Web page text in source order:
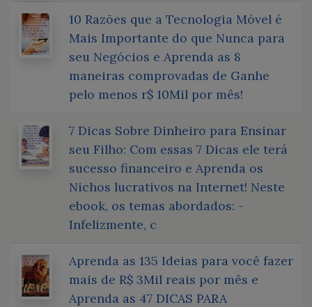
10 Razões que a Tecnologia Móvel é
Mais Importante do que Nunca para
seu Negócios e Aprenda as 8
maneiras comprovadas de Ganhe
pelo menos r$ 10Mil por mês!
7 Dicas Sobre Dinheiro para Ensinar
seu Filho: Com essas 7 Dicas ele terá
sucesso financeiro e Aprenda os
Nichos lucrativos na Internet! Neste
ebook, os temas abordados: -
Infelizmente, c
Aprenda as 135 Ideias para você fazer
mais de R$ 3Mil reais por mês e
Aprenda as 47 DICAS PARA